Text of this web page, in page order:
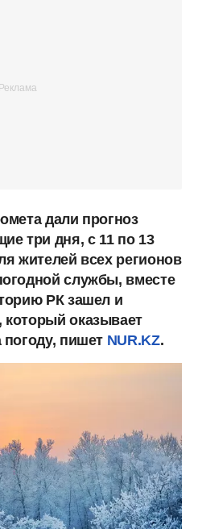
дали прогноз
три дня, с 11 по 13
жителей всех регионов
службы, вместе
РК зашел и
оказывает
пишет NUR.KZ.